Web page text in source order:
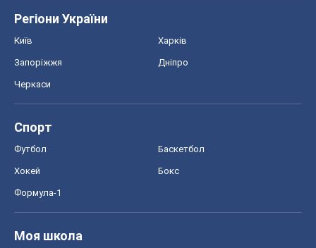
Регіони України
Київ Харків
Запоріжжя Дніпро
Черкаси
Спорт
Футбол Баскетбол
Хокей Бокс
Формула-1
Моя школа